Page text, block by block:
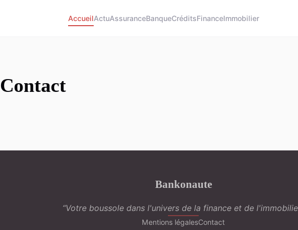
AccueilActuAssuranceBanqueCréditsFinanceImmobilier
Contact
Bankonaute
“Votre boussole dans l'univers de la finance et de
Mentions légalesContact